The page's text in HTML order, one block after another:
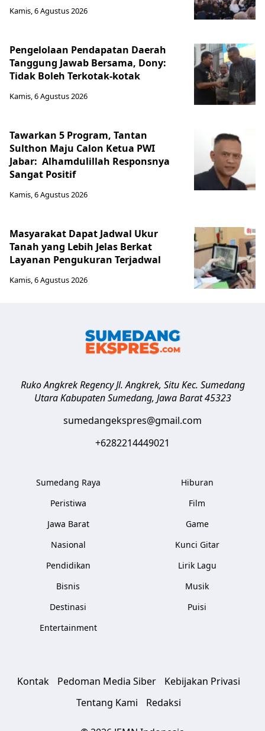
Kamis, 6 Agustus 2026
Pengelolaan Pendapatan Daerah
Tanggung Jawab Bersama, Dony:
Tidak Boleh Terkotak-kotak
Kamis, 6 Agustus 2026
Tawarkan 5 Program, Tantan
Sulthon Maju Calon Ketua PWI
Jabar: Alhamdulillah Responsnya
Sangat Positif
Kamis, 6 Agustus 2026
Masyarakat Dapat Jadwal Ukur
Tanah yang Lebih Jelas Berkat
Layanan Pengukuran Terjadwal
Kamis, 6 Agustus 2026
Ruko Angkrek Regency Jl. Angkrek, Situ Kec. Sumedang
Utara Kabupaten Sumedang, Jawa Barat 45323
sumedangekspres@gmail.com
+6282214449021
Sumedang Raya
Peristiwa
Jawa Barat
Nasional
Pendidikan
Bisnis
Destinasi
Entertainment
Hiburan
Film
Game
Kunci Gitar
Lirik Lagu
Musik
Puisi
Kontak Pedoman Media Siber
Kebijakan Privasi
Tentang Kami
Redaksi